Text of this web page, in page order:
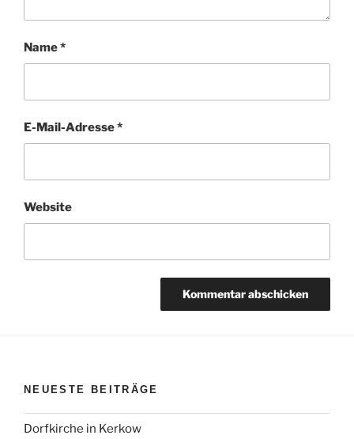
Name*
E-Mail-Adresse*
Website
NEUESTE BEITRÄGE
Dorfkirche in Kerkow